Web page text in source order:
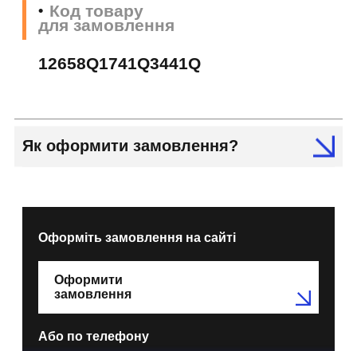
Код товару
для замовлення
12658Q1741Q3441Q
Як оформити замовлення?
Оформіть замовлення на сайті
Оформити
замовлення
Або по телефону